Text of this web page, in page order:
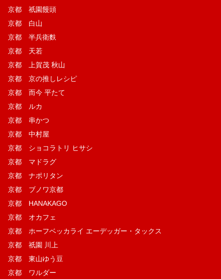
京都 祇園饅頭
京都 白山
京都 半兵衛麩
京都 天若
京都 上賀茂 秋山
京都 京の推しレシピ
京都 而今 平たて
京都 ルカ
京都 串かつ
京都 中村屋
京都 ショコラトリ ヒサシ
京都 マドラグ
京都 ナポリタン
京都 ブノワ京都
京都 HANAKAGO
京都 オカフェ
京都 ホーフベッカライ エーデッガー・タックス
京都 祇園 川上
京都 東山ゆう豆
京都 ワルダー